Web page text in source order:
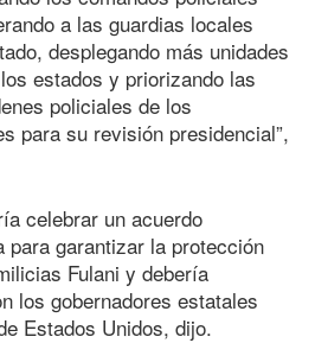
a las guardias locales
desplegando más unidades
estados y priorizando las
policiales de los
para su revisión presidencial”,
celebrar un acuerdo
para garantizar la protección
Fulani y debería
los gobernadores estatales
Estados Unidos, dijo.